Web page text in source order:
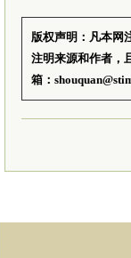
版权声明：凡本网
注明来源和作者，
箱：